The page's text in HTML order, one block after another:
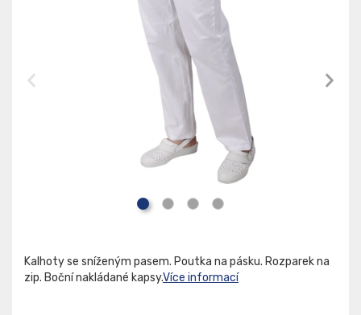
Kalhoty se sníženým pasem. Poutka na pásku. Rozparek na
zip. Boční nakládané kapsy.Více informací